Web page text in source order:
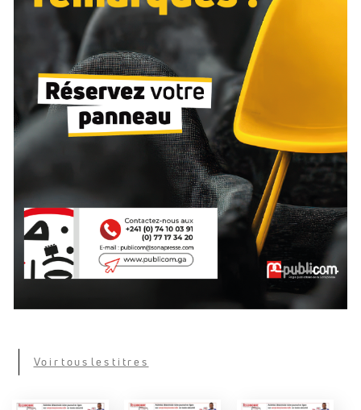
Voir tous les titres